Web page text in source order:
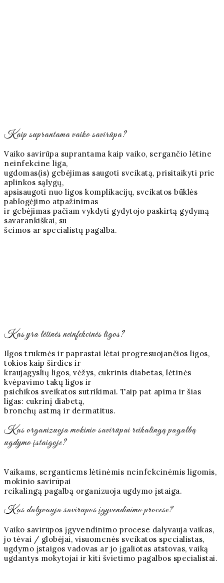
Kaip suprantama vaiko savirūpa?
Vaiko savirūpa suprantama kaip vaiko, sergančio lėtine
neinfekcine liga,
ugdomas(is) gebėjimas saugoti sveikatą, prisitaikyti prie
aplinkos sąlygų,
apsisaugoti nuo ligos komplikacijų, sveikatos būklės
pablogėjimo atpažinimas
ir gebėjimas pačiam vykdyti gydytojo paskirtą gydymą
savarankiškai, su
šeimos ar specialistų pagalba.
Kas yra lėtinės neinfekcinės ligos?
Ilgos trukmės ir paprastai lėtai progresuojančios ligos,
tokios kaip širdies ir
kraujagyslių ligos, vėžys, cukrinis diabetas, lėtinės
kvėpavimo takų ligos ir
psichikos sveikatos sutrikimai. Taip pat apima ir šias
ligas: cukrinį diabetą,
bronchų astmą ir dermatitus.
Kas organizuoja mokinio savirūpai reikalingą pagalbą
ugdymo įstaigoje?
Vaikams, sergantiems lėtinėmis neinfekcinėmis ligomis,
mokinio savirūpai
reikalingą pagalbą organizuoja ugdymo įstaiga.
Kas dalyvauja savirūpos įgyvendinimo procese?
Vaiko savirūpos įgyvendinimo procese dalyvauja vaikas,
jo tėvai / globėjai, visuomenės sveikatos specialistas,
ugdymo įstaigos vadovas ar jo įgaliotas atstovas, vaiką
ugdantys mokytojai ir kiti švietimo pagalbos specialistai.